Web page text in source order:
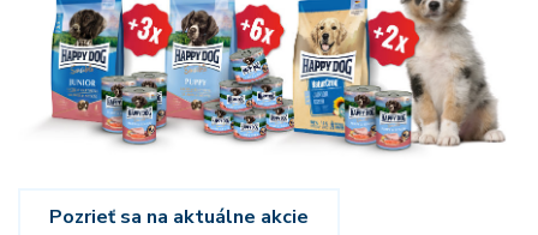
Pozrieť sa na aktuálne akcie